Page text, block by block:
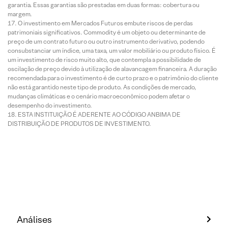
garantia. Essas garantias são prestadas em duas formas: cobertura ou
margem.
O investimento em Mercados Futuros embute riscos de perdas
patrimoniais significativos. Commodity é um objeto ou determinante de
preço de um contrato futuro ou outro instrumento derivativo, podendo
consubstanciar um índice, uma taxa, um valor mobiliário ou produto físico. É
um investimento de risco muito alto, que contempla a possibilidade de
oscilação de preço devido à utilização de alavancagem financeira. A duração
recomendada para o investimento é de curto prazo e o patrimônio do cliente
não está garantido neste tipo de produto. As condições de mercado,
mudanças climáticas e o cenário macroeconômico podem afetar o
desempenho do investimento.
ESTA INSTITUIÇÃO É ADERENTE AO CÓDIGO ANBIMA DE
DISTRIBUIÇÃO DE PRODUTOS DE INVESTIMENTO.
Análises